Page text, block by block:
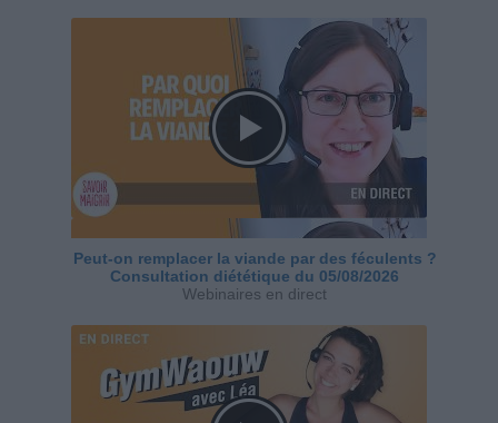
Peut-on remplacer la viande par des féculents ?
Consultation diététique du 05/08/2026
Webinaires en direct